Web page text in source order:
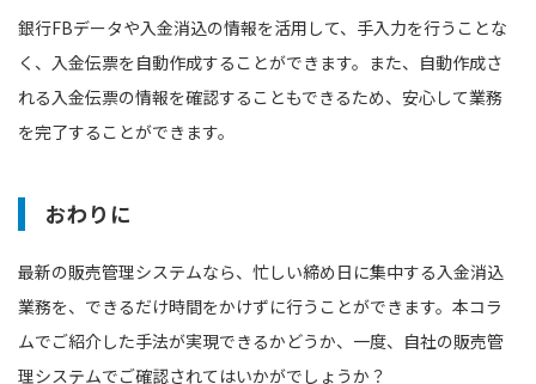
銀行FBデータや入金消込の情報を活用して、手入力を行うことな
く、入金伝票を自動作成することができます。また、自動作成さ
れる入金伝票の情報を確認することもできるため、安心して業務
を完了することができます。
おわりに
最新の販売管理システムなら、忙しい締め日に集中する入金消込
業務を、できるだけ時間をかけずに行うことができます。本コラ
ムでご紹介した手法が実現できるかどうか、一度、自社の販売管
理システムでご確認されてはいかがでしょうか？